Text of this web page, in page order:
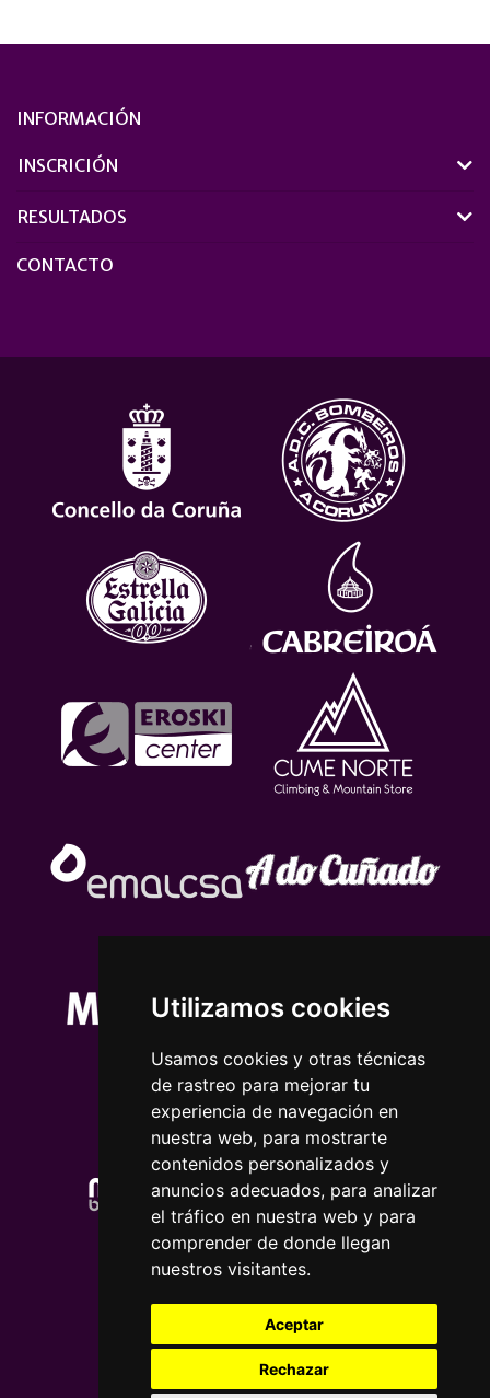
Utilizamos cookies
Usamos cookies y otras técnicas
de rastreo para mejorar tu
experiencia de navegación en
nuestra web, para mostrarte
contenidos personalizados y
anuncios adecuados, para analizar
el tráfico en nuestra web y para
comprender de donde llegan
nuestros visitantes.
Aceptar
Rechazar
INFORMACIÓN
INSCRICIÓN
RESULTADOS
CONTACTO